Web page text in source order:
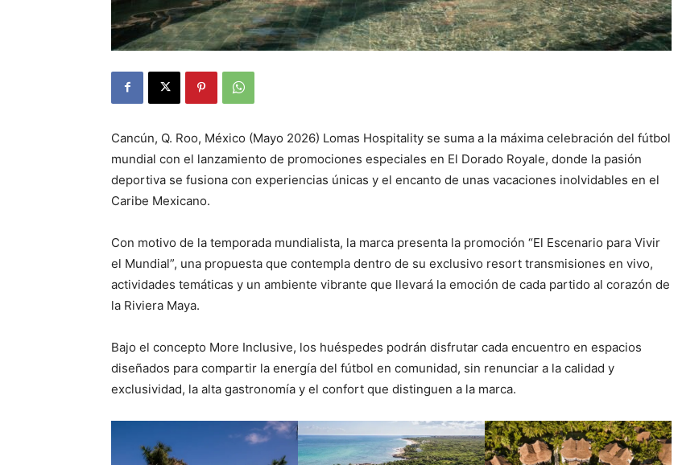
Cancún, Q. Roo, México (Mayo 2026) Lomas Hospitality se suma a la máxima celebración del fútbol
mundial con el lanzamiento de promociones especiales en El Dorado Royale, donde la pasión
deportiva se fusiona con experiencias únicas y el encanto de unas vacaciones inolvidables en el
Caribe Mexicano.
Con motivo de la temporada mundialista, la marca presenta la promoción “El Escenario para Vivir
el Mundial”, una propuesta que contempla dentro de su exclusivo resort transmisiones en vivo,
actividades temáticas y un ambiente vibrante que llevará la emoción de cada partido al corazón de
la Riviera Maya.
Bajo el concepto More Inclusive, los huéspedes podrán disfrutar cada encuentro en espacios
diseñados para compartir la energía del fútbol en comunidad, sin renunciar a la calidad y
exclusividad, la alta gastronomía y el confort que distinguen a la marca.